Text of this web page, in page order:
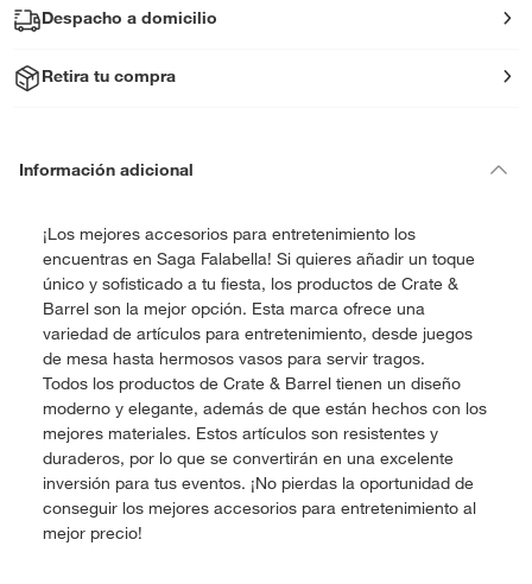
Despacho a domicilio
Retira tu compra
Información adicional
¡Los mejores accesorios para entretenimiento los
encuentras en Saga Falabella! Si quieres añadir un toque
único y sofisticado a tu fiesta, los productos de Crate &
Barrel son la mejor opción. Esta marca ofrece una
variedad de artículos para entretenimiento, desde juegos
de mesa hasta hermosos vasos para servir tragos.
Todos los productos de Crate & Barrel tienen un diseño
moderno y elegante, además de que están hechos con los
mejores materiales. Estos artículos son resistentes y
duraderos, por lo que se convertirán en una excelente
inversión para tus eventos. ¡No pierdas la oportunidad de
conseguir los mejores accesorios para entretenimiento al
mejor precio!